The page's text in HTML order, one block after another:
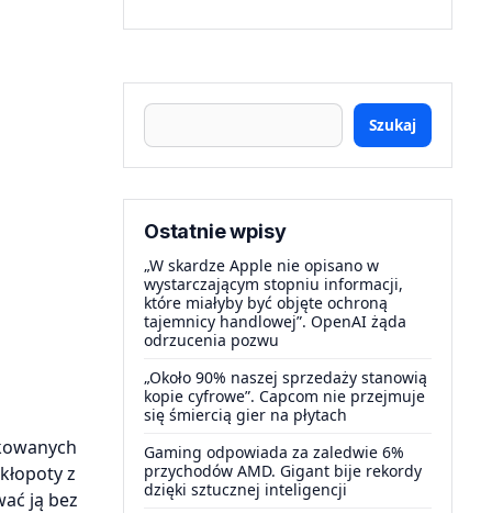
z
ją bez
Szukaj
Ostatnie wpisy
„W skardze Apple nie opisano w
wystarczającym stopniu informacji,
które miałyby być objęte ochroną
tajemnicy handlowej”. OpenAI żąda
odrzucenia pozwu
„Około 90% naszej sprzedaży stanowią
kopie cyfrowe”. Capcom nie przejmuje
się śmiercią gier na płytach
Gaming odpowiada za zaledwie 6%
przychodów AMD. Gigant bije rekordy
dzięki sztucznej inteligencji